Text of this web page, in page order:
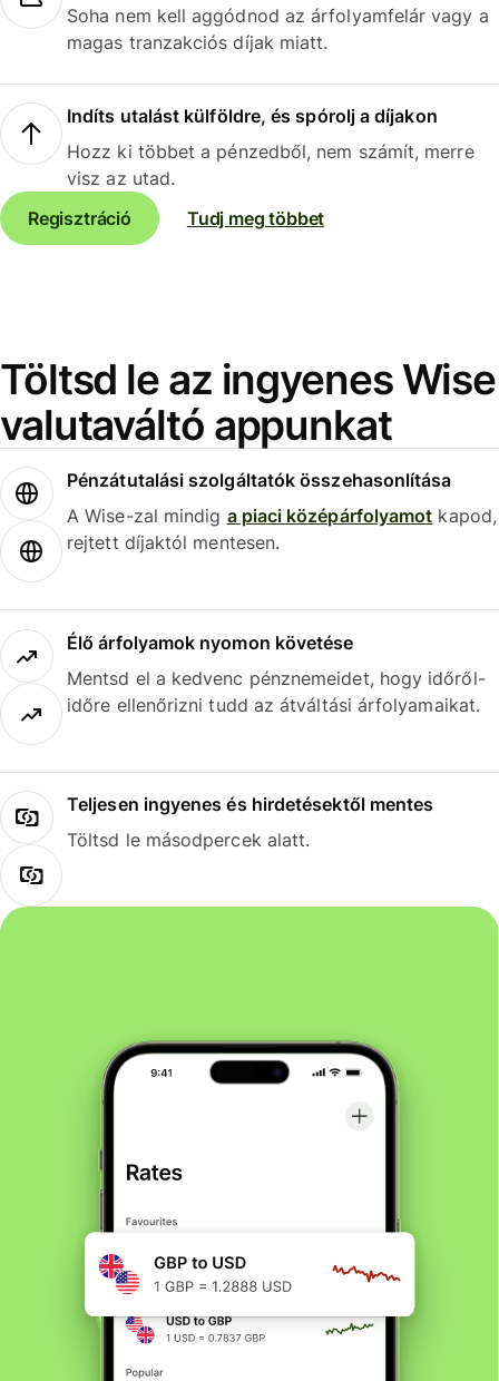
Soha nem kell aggódnod az árfolyamfelár vagy a
magas tranzakciós díjak miatt.
Indíts utalást külföldre, és spórolj a díjakon
Hozz ki többet a pénzedből, nem számít, merre
visz az utad.
Regisztráció
Tudj meg többet
Töltsd le az ingyenes Wise
valutaváltó appunkat
Pénzátutalási szolgáltatók összehasonlítása
A Wise-zal mindig a piaci középárfolyamot kapod,
rejtett díjaktól mentesen.
Élő árfolyamok nyomon követése
Mentsd el a kedvenc pénznemeidet, hogy időről-
időre ellenőrizni tudd az átváltási árfolyamaikat.
Teljesen ingyenes és hirdetésektől mentes
Töltsd le másodpercek alatt.